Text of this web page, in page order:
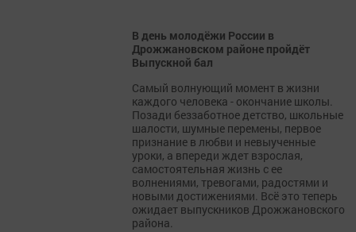
В день молодёжи России в
Дрожжановском районе пройдёт
Выпускной бал
Самый волнующий момент в жизни
каждого человека - окончание школы.
Позади беззаботное детство, школьные
шалости, шумные перемены, первое
признание в любви и невыученные
уроки, а впереди ждет взрослая,
самостоятельная жизнь с ее
волнениями, тревогами, радостями и
новыми достижениями. Всё это теперь
ожидает выпускников Дрожжановского
района.